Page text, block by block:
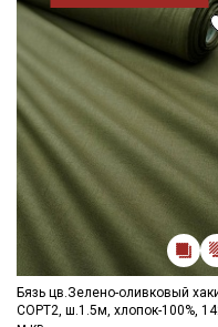
Бязь цв.Зелено-оливковый
СОРТ2, ш.1.5м, хлопок-100%,